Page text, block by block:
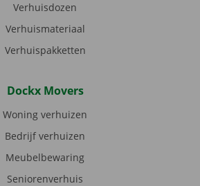
Verhuisdozen
Verhuismateriaal
Verhuispakketten
Dockx Movers
Woning verhuizen
Bedrijf verhuizen
Meubelbewaring
Seniorenverhuis